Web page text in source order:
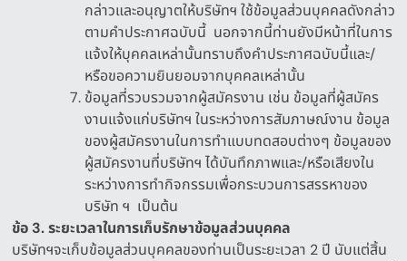
กล่าวและอนุญาตให้บริษัทฯ ใช้ข้อมูลส่วนบุคคลดังกล่าว
ตามคำประกาศฉบับนี้ นอกจากนี้ท่านยังมีหน้าที่ในการ
แจ้งให้บุคคลเหล่านั้นทราบถึงคำประกาศฉบับนี้และ/
หรือขอความยินยอมจากบุคคลเหล่านั้น
ข้อมูลที่รวบรวมจากผู้สมัครงาน เช่น ข้อมูลที่ผู้สมัคร
งานแจ้งแก่บริษัทฯ ในระหว่างการสัมภาษณ์งาน ข้อมูล
ของผู้สมัครงานในการทำแบบทดสอบต่างๆ ข้อมูลของ
ผู้สมัครงานที่บริษัทฯ ได้บันทึกภาพและ/หรือเสียงใน
ระหว่างการทำกิจกรรมเพื่อกระบวนการสรรหาของ
บริษัท ฯ เป็นต้น
ข้อ 3.ระยะเวลาในการเก็บรักษาข้อมูลส่วนบุคคล
บริษัทฯจะเก็บข้อมูลส่วนบุคคลของท่านเป็นระยะเวลา 2 ปี นับแต่สิ้น